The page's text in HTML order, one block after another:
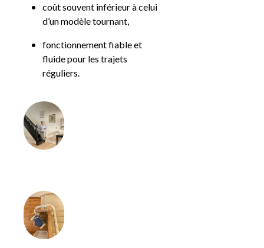
coût souvent inférieur à celui
d’un modèle tournant,
fonctionnement fiable et
fluide pour les trajets
réguliers.